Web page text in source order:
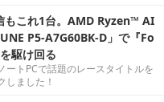
もこれ1台。AMD Ryzen™ AI
P5-A7G60BK-D」で『Fo
駆け回る
ートPCで話題のレースタイトルを
しました！